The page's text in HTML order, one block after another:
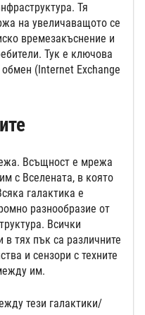
Тя
на увеличаващото се
времезакъснение и
Тук е ключова
обмен (Internet Exchange
Всъщност е мрежа
с Вселената, в която
галактика е
разнообразие от
Всички
в тях пък са различните
и сензори с техните
им.
тези галактики/